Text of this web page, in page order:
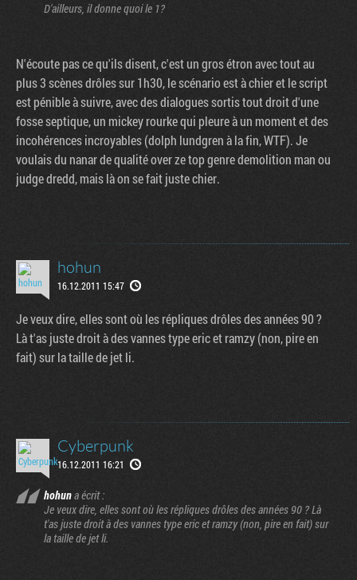
D'ailleurs, il donne quoi le 1?
N'écoute pas ce qu'ils disent, c'est un gros étron avec tout au
plus 3 scènes drôles sur 1h30, le scénario est à chier et le script
est pénible à suivre, avec des dialogues sortis tout droit d'une
fosse septique, un mickey rourke qui pleure à un moment et des
incohérences incroyables (dolph lundgren à la fin, WTF). Je
voulais du nanar de qualité over ze top genre demolition man ou
judge dredd, mais là on se fait juste chier.
hohun
16.12.2011 15:47
Je veux dire, elles sont où les répliques drôles des années 90 ?
Là t'as juste droit à des vannes type eric et ramzy (non, pire en
fait) sur la taille de jet li.
Cyberpunk
16.12.2011 16:21
hohuna écrit :
Je veux dire, elles sont où les répliques drôles des années 90 ? Là
t'as juste droit à des vannes type eric et ramzy (non, pire en fait) sur
la taille de jet li.